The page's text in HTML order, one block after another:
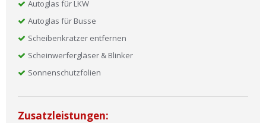
Autoglas für LKW
Autoglas für Busse
Scheibenkratzer entfernen
Scheinwerfergläser & Blinker
Sonnenschutzfolien
Zusatzleistungen: